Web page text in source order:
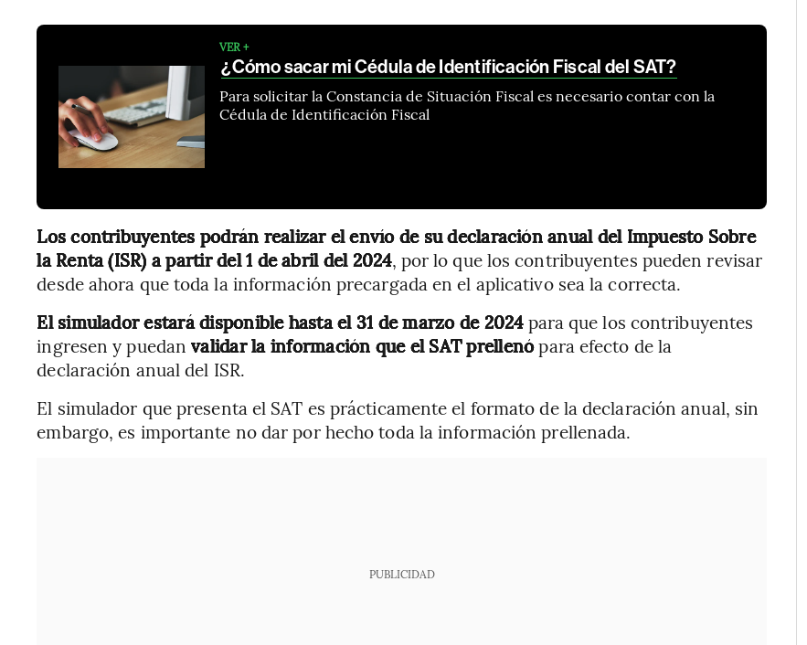
VER +
¿Cómo sacar mi Cédula de Identificación Fiscal del SAT?
Para solicitar la Constancia de Situación Fiscal es necesario contar con la
Cédula de Identificación Fiscal
Los contribuyentes podrán realizar el envío de su declaración anual del Impuesto Sobre
la Renta (ISR) a partir del 1 de abril del 2024, por lo que los contribuyentes pueden revisar
desde ahora que toda la información precargada en el aplicativo sea la correcta.
El simulador estará disponible hasta el 31 de marzo de 2024para que los contribuyentes
ingresen y puedan validar la información que el SAT prellenópara efecto de la
declaración anual del ISR.
El simulador que presenta el SAT es prácticamente el formato de la declaración anual, sin
embargo, es importante no dar por hecho toda la información prellenada.
PUBLICIDAD